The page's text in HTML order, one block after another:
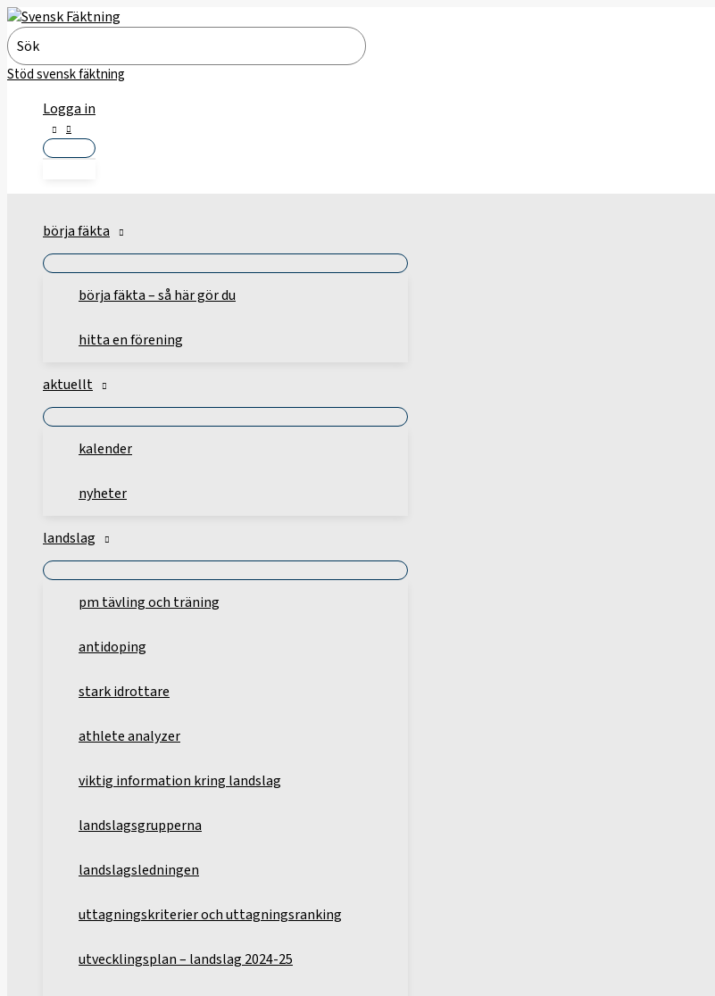
Hoppa
till
innehåll
Search
for:
Stöd svensk fäktning
Logga in
börja fäkta
börja fäkta – så här gör du
hitta en förening
aktuellt
kalender
nyheter
landslag
pm tävling och träning
antidoping
stark idrottare
athlete analyzer
viktig information kring landslag
landslagsgrupperna
landslagsledningen
uttagningskriterier och uttagningsranking
utvecklingsplan – landslag 2024-25